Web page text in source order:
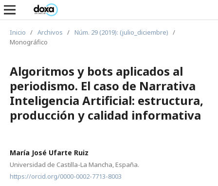
Inicio / Archivos / Núm. 29 (2019): (julio_diciembre) /
Monográfico
Algoritmos y bots aplicados al
periodismo. El caso de Narrativa
Inteligencia Artificial: estructura,
producción y calidad informativa
María José Ufarte Ruiz
Universidad de Castilla-La Mancha, España.
https://orcid.org/0000-0002-7713-8003